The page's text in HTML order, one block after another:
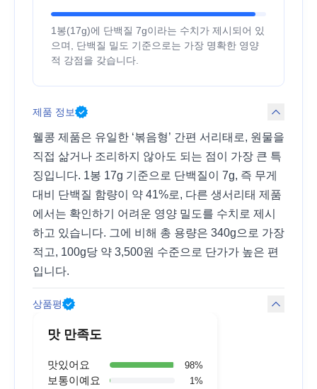
1봉(17g)에 단백질 7g이라는 수치가 제시되어 있
으며, 단백질 밀도 기준으로는 가장 명확한 영양
적 강점을 갖습니다.
제품 정보
웰콩 제품은 유일한 ‘볶음형’ 간편 서리태로, 원물을
직접 삶거나 조리하지 않아도 되는 점이 가장 큰 특
징입니다. 1봉 17g 기준으로 단백질이 7g, 즉 무게
대비 단백질 함량이 약 41%로, 다른 생서리태 제품
에서는 확인하기 어려운 영양 밀도를 수치로 제시
하고 있습니다. 그에 비해 총 용량은 340g으로 가장
적고, 100g당 약 3,500원 수준으로 단가가 높은 편
입니다.
상품평
맛 만족도
맛있어요 98%
보통이예요 1 %